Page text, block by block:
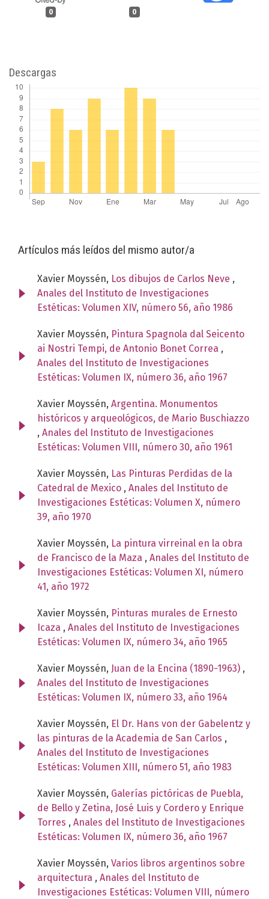
0 0
Descargas
Artículos más leídos del mismo autor/a
Xavier Moyssén, Los dibujos de Carlos Neve ,
Anales del Instituto de Investigaciones
Estéticas: Volumen XIV, número 56, año 1986
Xavier Moyssén, Pintura Spagnola dal Seicento
ai Nostri Tempi, de Antonio Bonet Correa ,
Anales del Instituto de Investigaciones
Estéticas: Volumen IX, número 36, año 1967
Xavier Moyssén, Argentina. Monumentos
históricos y arqueológicos, de Mario Buschiazzo
, Anales del Instituto de Investigaciones
Estéticas: Volumen VIII, número 30, año 1961
Xavier Moyssén, Las Pinturas Perdidas de la
Catedral de Mexico , Anales del Instituto de
Investigaciones Estéticas: Volumen X, número
39, año 1970
Xavier Moyssén, La pintura virreinal en la obra
de Francisco de la Maza , Anales del Instituto de
Investigaciones Estéticas: Volumen XI, número
41, año 1972
Xavier Moyssén, Pinturas murales de Ernesto
Icaza , Anales del Instituto de Investigaciones
Estéticas: Volumen IX, número 34, año 1965
Xavier Moyssén, Juan de la Encina (1890-1963) ,
Anales del Instituto de Investigaciones
Estéticas: Volumen IX, número 33, año 1964
Xavier Moyssén, El Dr. Hans von der Gabelentz y
las pinturas de la Academia de San Carlos ,
Anales del Instituto de Investigaciones
Estéticas: Volumen XIII, número 51, año 1983
Xavier Moyssén, Galerías pictóricas de Puebla,
de Bello y Zetina, José Luis y Cordero y Enrique
Torres , Anales del Instituto de Investigaciones
Estéticas: Volumen IX, número 36, año 1967
Xavier Moyssén, Varios libros argentinos sobre
arquitectura , Anales del Instituto de
Investigaciones Estéticas: Volumen VIII, número